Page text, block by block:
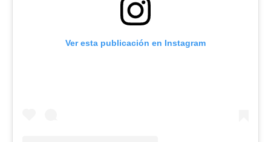
Ver esta publicación en Instagram